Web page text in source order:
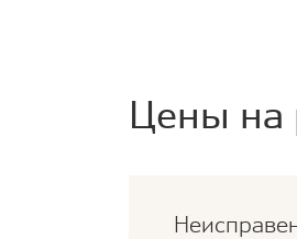
Цены на